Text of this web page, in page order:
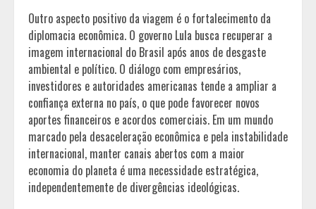
Outro aspecto positivo da viagem é o fortalecimento da
diplomacia econômica. O governo Lula busca recuperar a
imagem internacional do Brasil após anos de desgaste
ambiental e político. O diálogo com empresários,
investidores e autoridades americanas tende a ampliar a
confiança externa no país, o que pode favorecer novos
aportes financeiros e acordos comerciais. Em um mundo
marcado pela desaceleração econômica e pela instabilidade
internacional, manter canais abertos com a maior
economia do planeta é uma necessidade estratégica,
independentemente de divergências ideológicas.